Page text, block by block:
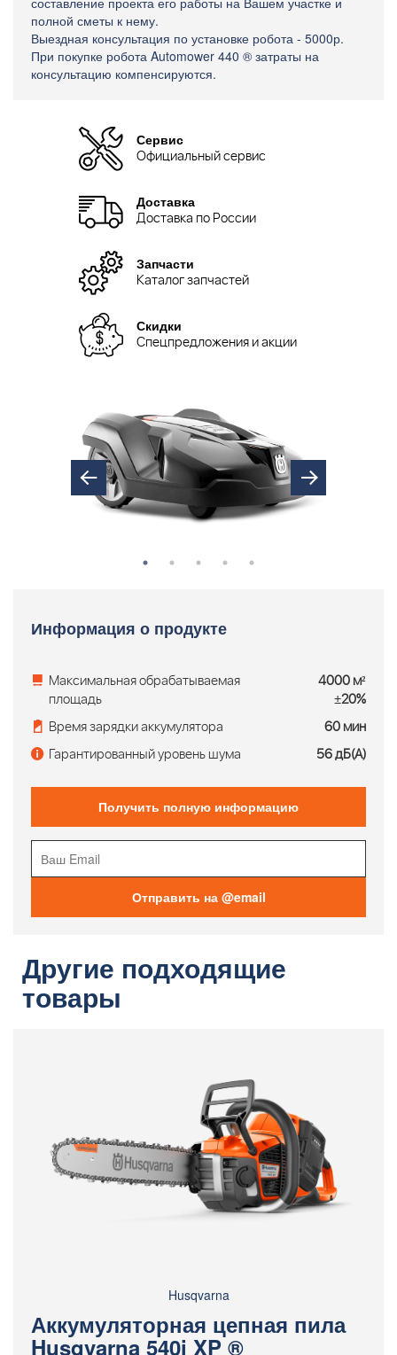
полной сметы к нему.
Выездная консультация по установке робота - 5000р.
При покупке робота Automower 440 ® затраты на
консультацию компенсируются.
Сервис
Официальный сервис
Доставка
Доставка по России
Запчасти
Каталог запчастей
Скидки
Спецпредложения и акции
Информация о продукте
Максимальная обрабатываемая
площадь
4000 м²
±20%
Время зарядки аккумулятора
60 мин
Гарантированный уровень шума
56 дБ(А)
Получить полную информацию
Отправить на @email
Другие подходящие
товары
Husqvarna
Аккумуляторная цепная пила
Husqvarna 540i XP ®